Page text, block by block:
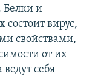
Белки и
вирус,
свойствами,
от их
себя